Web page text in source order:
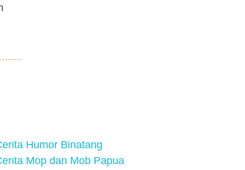
Humor Binatang
Mop dan Mob Papua